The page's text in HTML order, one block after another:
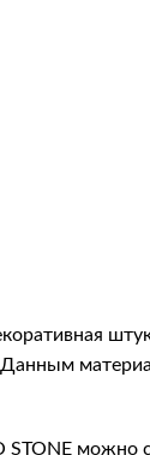
STONE можно